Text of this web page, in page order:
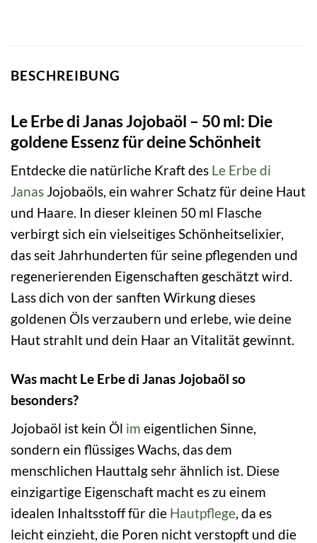
BESCHREIBUNG
Le Erbe di Janas Jojobaöl – 50 ml: Die
goldene Essenz für deine Schönheit
Entdecke die natürliche Kraft des Le Erbe di
Janas Jojobaöls, ein wahrer Schatz für deine Haut
und Haare. In dieser kleinen 50 ml Flasche
verbirgt sich ein vielseitiges Schönheitselixier,
das seit Jahrhunderten für seine pflegenden und
regenerierenden Eigenschaften geschätzt wird.
Lass dich von der sanften Wirkung dieses
goldenen Öls verzaubern und erlebe, wie deine
Haut strahlt und dein Haar an Vitalität gewinnt.
Was macht Le Erbe di Janas Jojobaöl so
besonders?
Jojobaöl ist kein Öl im eigentlichen Sinne,
sondern ein flüssiges Wachs, das dem
menschlichen Hauttalg sehr ähnlich ist. Diese
einzigartige Eigenschaft macht es zu einem
idealen Inhaltsstoff für die Hautpflege, da es
leicht einzieht, die Poren nicht verstopft und die